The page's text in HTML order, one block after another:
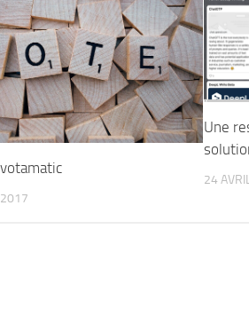
2017
Une
24